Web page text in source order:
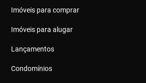
Imóveis para comprar
Imóveis para alugar
Lançamentos
Condomínios